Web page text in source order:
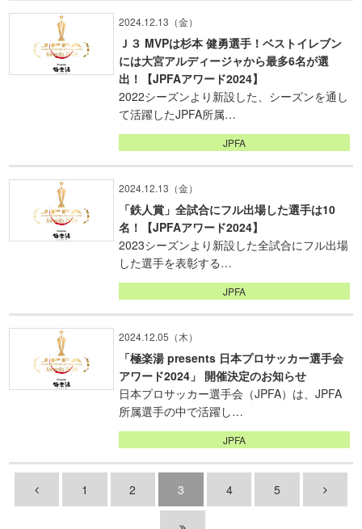
2024.12.13（金）
Ｊ３ MVPは杉本 健勇選手！ベストイレブン
には大宮アルディージャから最多6名が選
出！【JPFAアワード2024】
2022シーズンより新設した、シーズンを通し
て活躍したJPFA所属…
JPFA
2024.12.13（金）
「鉄人賞」全試合にフル出場した選手は10
名！【JPFAアワード2024】
2023シーズンより新設した全試合にフル出場
した選手を表彰する…
JPFA
2024.12.05（木）
「極楽湯 presents 日本プロサッカー選手会
アワード2024」 開催決定のお知らせ
日本プロサッカー選手会（JPFA）は、JPFA
所属選手の中で活躍し…
JPFA
1 2 3 4 5